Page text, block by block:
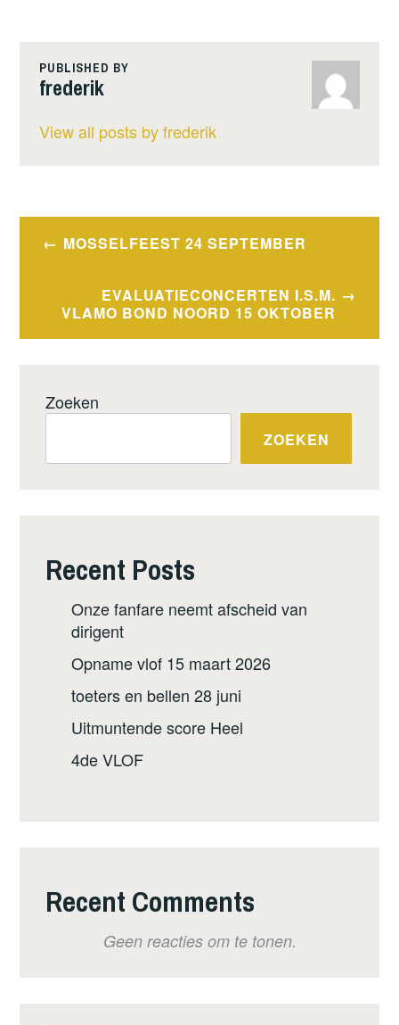
PUBLISHED BY
frederik
View all posts by frederik
Berichtnavigatie
MOSSELFEEST 24 SEPTEMBER
EVALUATIECONCERTEN I.S.M.
VLAMO BOND NOORD 15 OKTOBER
Zoeken
ZOEKEN
Recent Posts
Onze fanfare neemt afscheid van
dirigent
Opname vlof 15 maart 2026
toeters en bellen 28 juni
Uitmuntende score Heel
4de VLOF
Recent Comments
Geen reacties om te tonen.